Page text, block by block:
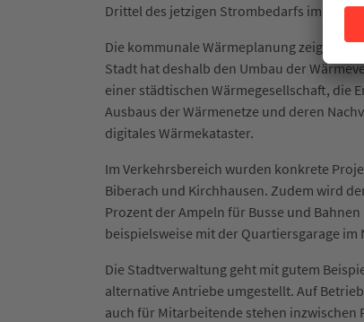
Drittel des jetzigen Strombedarfs im
Die kommunale Wärmeplanung zeigt:
Stadt hat deshalb den Umbau der
einer städtischen Wärmegesellschaft, die
Ausbaus der Wärmenetze und deren
digitales Wärmekataster.
Im Verkehrsbereich wurden konkrete
Biberach und Kirchhausen. Zudem wird
Prozent der Ampeln für Busse und
beispielsweise mit der Quartiersgarage
Die Stadtverwaltung geht mit gutem
alternative Antriebe umgestellt. Auf
auch für Mitarbeitende stehen inzwischen